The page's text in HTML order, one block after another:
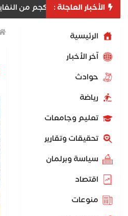
الأخبار العاجلة :الخطرة قبل تسريبها ومنع مخاطر بيئية وصحية جسيمة
الرئيسية
اّخر الأخبار
حوادث
رياضة
تعليم وجامعات
تحقيقات وتقارير
سياسة وبرلمان
اقتصاد
منوعات